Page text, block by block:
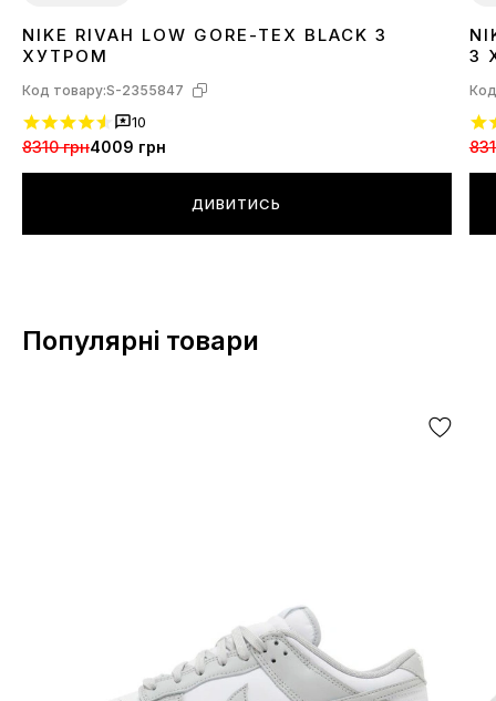
4144
NIKE RIVAH LOW GORE-TEX BLACK З
ХУТРОМ
Код товару:S-2355847
10
8310 грн4009 грн
ДИВИТИСЬ
З
Популярні товари